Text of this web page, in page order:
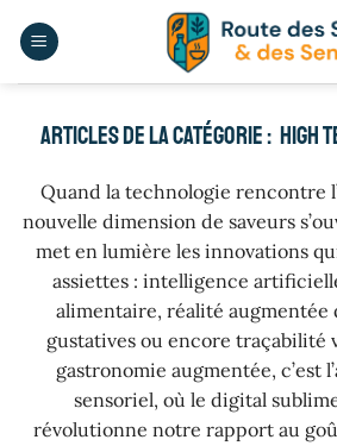
HIGH
Quand la technologie rencontre
nouvelle dimension de saveurs
met en lumière les innovations
assiettes : intelligence
alimentaire, réalité augmentée
gustatives ou encore traçabilité
gastronomie augmentée, c’est
sensoriel, où le digital
révolutionne notre rapport au